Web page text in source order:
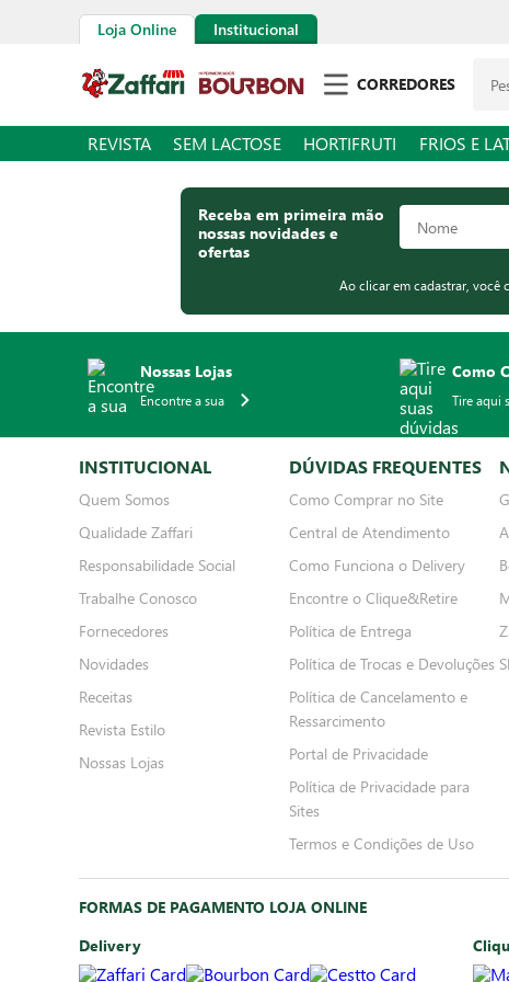
Loja Online Institucional
CORREDORES
REVISTA SEM LACTOSE HORTIFRUTI FRIOS E
Receba em primeira mão
nossas novidades e
ofertas
Ao clicar em cadastrar, você
Nossas Lojas
Encontre a sua
Como
Tire aqui
INSTITUCIONAL
Quem Somos
Qualidade Zaffari
Responsabilidade Social
Trabalhe Conosco
Fornecedores
Novidades
Receitas
Revista Estilo
Nossas Lojas
DÚVIDAS FREQUENTES
Como Comprar no Site
Central de Atendimento
Como Funciona o Delivery
Encontre o Clique&Retire
Política de Entrega
Política de Trocas e Devoluções
Política de Cancelamento e
Ressarcimento
Portal de Privacidade
Política de Privacidade para
Sites
Termos e Condições de Uso
FORMAS DE PAGAMENTO LOJA ONLINE
Delivery